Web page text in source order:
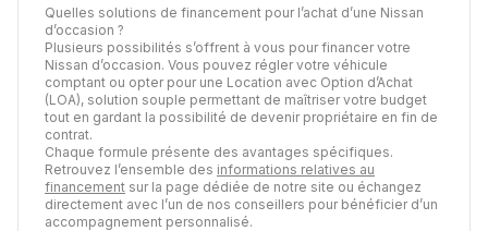
Quelles solutions de financement pour l’achat d’une Nissan
d’occasion ?
Plusieurs possibilités s’offrent à vous pour financer votre
Nissan d’occasion. Vous pouvez régler votre véhicule
comptant ou opter pour une Location avec Option d’Achat
(LOA), solution souple permettant de maîtriser votre budget
tout en gardant la possibilité de devenir propriétaire en fin de
contrat.
Chaque formule présente des avantages spécifiques.
Retrouvez l’ensemble des informations relatives au
financement sur la page dédiée de notre site ou échangez
directement avec l’un de nos conseillers pour bénéficier d’un
accompagnement personnalisé.